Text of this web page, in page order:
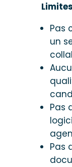
Pas
un
Pas
Pas